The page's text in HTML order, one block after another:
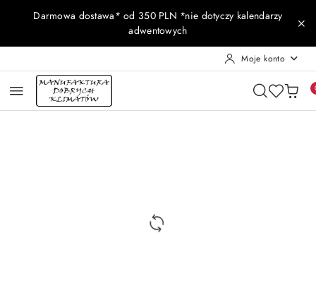
Przejdź do treści głównej
Przejdź do wyszukiwarki
Przejdź do moje konto
Przejdź do menu głównego
Przejdź do opisu produktu
Przejdź do stopki
Darmowa dostawa* od 350 PLN *nie dotyczy kalendarzy
adwentowych
Moje konto